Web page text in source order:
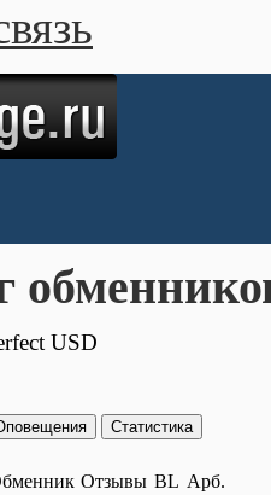
USD
Отзывы BL Арб.